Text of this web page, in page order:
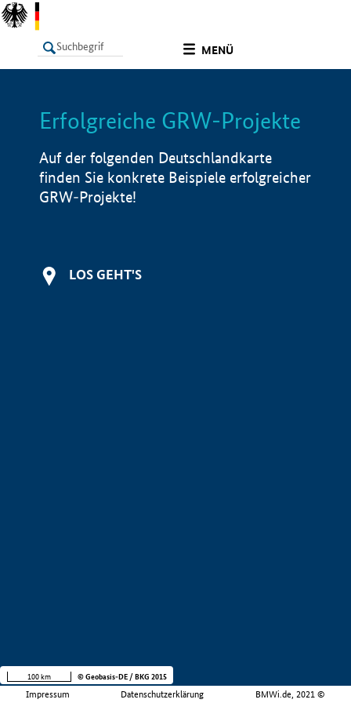
MENÜ
LISTE Info
Erfolgreiche GRW-Projekte
Auf der folgenden Deutschlandkarte
finden Sie konkrete Beispiele erfolgreicher
GRW-Projekte!
LOS GEHT'S
Impressum Datenschutzerklärung BMWi.de, 2021 ©
100 km © Geobasis-DE / BKG 2015